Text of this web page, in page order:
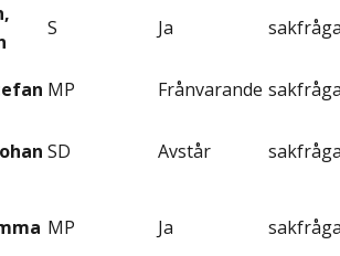
S Ja
MP Frånvarande
SD Avstår
MP Ja